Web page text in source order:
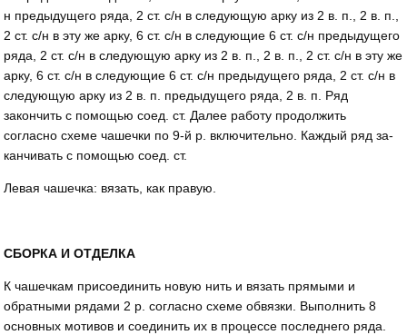
н предыдущего ряда, 2 ст. с/н в следующую арку из 2 в. п., 2 в. п.,
2 ст. с/н в эту же арку, 6 ст. с/н в следующие 6 ст. с/н предыдущего
ряда, 2 ст. с/н в следующую арку из 2 в. п., 2 в. п., 2 ст. с/н в эту же
арку, 6 ст. с/н в следующие 6 ст. с/н предыдущего ряда, 2 ст. с/н в
следующую арку из 2 в. п. предыдущего ряда, 2 в. п. Ряд
закончить с помощью соед. ст. Далее работу продолжить
согласно схеме ча­шечки по 9-й р. включительно. Каждый ряд за­
канчивать с помощью соед. ст.
Левая чашечка: вязать, как правую.
СБОРКА И ОТДЕЛКА
К чашечкам присоединить новую нить и вязать прямыми и
обратными рядами 2 р. согласно схеме обвязки. Выполнить 8
основных мотивов и соединить их в процессе последнего ряда.